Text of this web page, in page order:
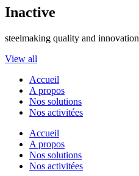
Inactive
steelmaking quality and innovation
View all
Accueil
A propos
Nos solutions
Nos activitées
Accueil
A propos
Nos solutions
Nos activitées